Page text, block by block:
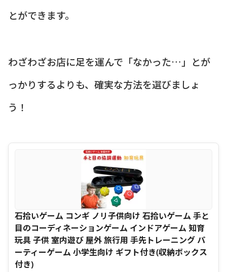
とができます。
わざわざお店に足を運んで「なかった…」とが
っかりするよりも、確実な方法を選びましょ
う！
石拾いゲーム コンギ ノリ子供向け 石拾いゲーム 手と
目のコーディネーションゲーム インドアゲーム 知育
玩具 子供 室内遊び 屋外 旅行用 手先トレーニング パ
ーティーゲーム 小学生向け ギフト付き(収納ボックス
付き)